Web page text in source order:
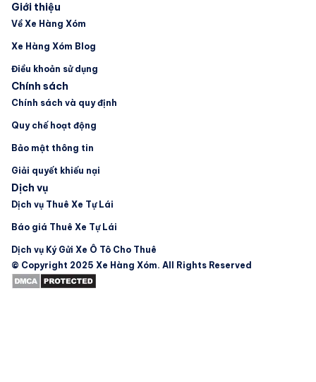
Giới thiệu
Về Xe Hàng Xóm
Xe Hàng Xóm Blog
Điều khoản sử dụng
Chính sách
Chính sách và quy định
Quy chế hoạt động
Bảo mật thông tin
Giải quyết khiếu nại
Dịch vụ
Dịch vụ Thuê Xe Tự Lái
Báo giá Thuê Xe Tự Lái
Dịch vụ Ký Gửi Xe Ô Tô Cho Thuê
© Copyright 2025 Xe Hàng Xóm. All Rights Reserved